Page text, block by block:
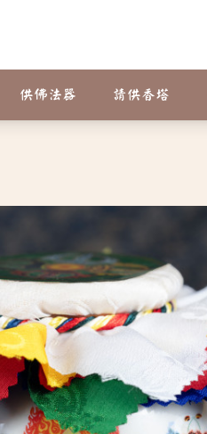
供佛法器 請供香塔